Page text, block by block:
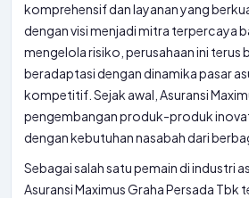
komprehensif dan layanan yang
dengan visi menjadi mitra terpercaya
mengelola risiko, perusahaan ini terus
beradaptasi dengan dinamika pasar
kompetitif. Sejak awal, Asuransi
pengembangan produk-produk
dengan kebutuhan nasabah dari
Sebagai salah satu pemain di industri
Asuransi Maximus Graha Persada Tbk